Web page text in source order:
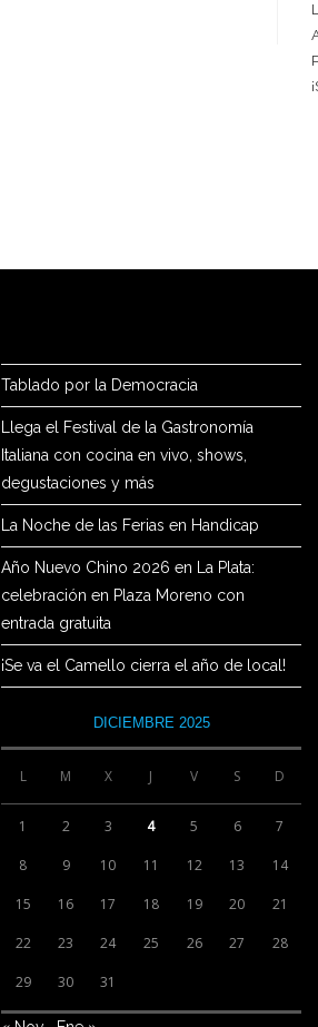
Tablado por la Democracia
Llega el Festival de la Gastronomía
Italiana con cocina en vivo, shows,
degustaciones y más
La Noche de las Ferias en Handicap
Año Nuevo Chino 2026 en La Plata:
celebración en Plaza Moreno con
entrada gratuita
¡Se va el Camello cierra el año de local!
DICIEMBRE 2025
L M X J V S D
1 2 3 4 5 6 7
8 9 10 11 12 13 14
15 16 17 18 19 20 21
22 23 24 25 26 27 28
29 30 31